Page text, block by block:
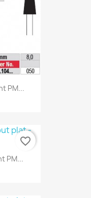
PM...
PM...
favorite_border